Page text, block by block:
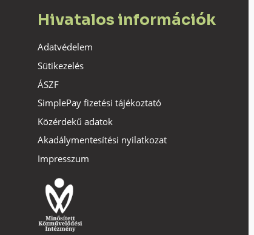
Hivatalos információk
Adatvédelem
Sütikezelés
ÁSZF
SimplePay fizetési tájékoztató
Közérdekű adatok
Akadálymentesítési nyilatkozat
Impresszum